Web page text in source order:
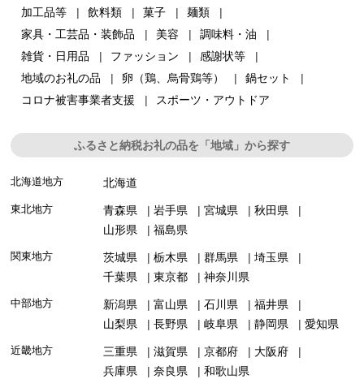
加工品等
飲料類 菓子
麺類
家具・工芸品・装飾品
美容
調味料・油
雑貨・日用品
ファッション
感謝状等
地域のお礼の品
卵（鶏、烏骨鶏等）
鍋セット
コロナ被害事業者支援
スポーツ・アウトドア
ふるさと納税お礼の品を「地域」から探す
北海道地方 北海道
東北地方 青森県 岩手県 宮城県
秋田県
山形県
福島県
関東地方 茨城県 栃木県 群馬県
埼玉県
千葉県
東京都 神奈川県
中部地方 新潟県 富山県 石川県
福井県
山梨県
長野県 岐阜県 静岡県 愛知県
近畿地方 三重県 滋賀県 京都府
大阪府
兵庫県
奈良県 和歌山県